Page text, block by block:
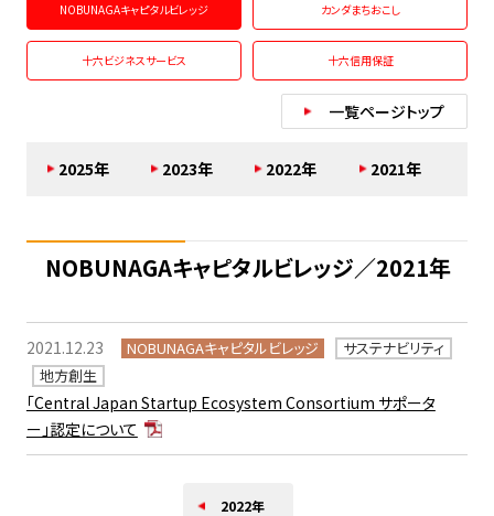
NOBUNAGAキャピタルビレッジ カンダまちおこし
十六ビジネスサービス 十六信用保証
一覧ページトップ
2025年 2023年 2022年 2021年
NOBUNAGAキャピタルビレッジ／2021年
2021.12.23 NOBUNAGAキャピタルビレッジ
サステナビリティ
地方創生
「Central Japan Startup Ecosystem Consortium サポータ
ー」認定について
2022年